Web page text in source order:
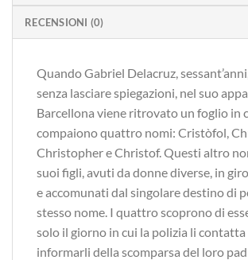
RECENSIONI (0)
Quando Gabriel Delacruz,
senza lasciare spiegazioni, nel suo
Barcellona viene ritrovato un foglio in
compaiono quattro nomi: Cristòfol,
Christopher e Christof. Questi altro
suoi figli, avuti da donne diverse, in giro
e accomunati dal singolare destino di
stesso nome. I quattro scoprono di
solo il giorno in cui la polizia li contatta
informarli della scomparsa del loro